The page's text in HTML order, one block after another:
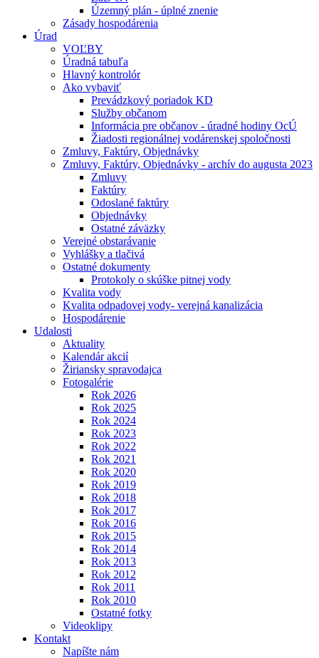
Územný plán - úplné znenie
Zásady hospodárenia
Úrad
VOĽBY
Úradná tabuľa
Hlavný kontrolór
Ako vybaviť
Prevádzkový poriadok KD
Služby občanom
Informácia pre občanov - úradné hodiny OcÚ
Žiadosti regionálnej vodárenskej spoločnosti
Zmluvy, Faktúry, Objednávky
Zmluvy, Faktúry, Objednávky - archív do augusta 2023
Zmluvy
Faktúry
Odoslané faktúry
Objednávky
Ostatné záväzky
Verejné obstarávanie
Vyhlášky a tlačivá
Ostatné dokumenty
Protokoly o skúške pitnej vody
Kvalita vody
Kvalita odpadovej vody- verejná kanalizácia
Hospodárenie
Udalosti
Aktuality
Kalendár akcií
Žiriansky spravodajca
Fotogalérie
Rok 2026
Rok 2025
Rok 2024
Rok 2023
Rok 2022
Rok 2021
Rok 2020
Rok 2019
Rok 2018
Rok 2017
Rok 2016
Rok 2015
Rok 2014
Rok 2013
Rok 2012
Rok 2011
Rok 2010
Ostatné fotky
Videoklipy
Kontakt
Napíšte nám